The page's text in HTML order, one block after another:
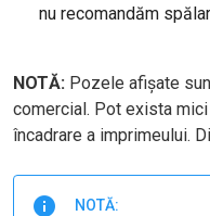
nu recomandăm
NOTĂ: Pozele afișate
comercial. Pot exista
încadrare a imprimeului.
NOTĂ: